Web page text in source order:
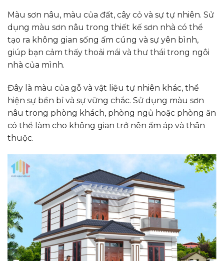
Màu sơn nâu, màu của đất, cây cỏ và sự tự nhiên. Sử
dụng màu sơn nâu trong thiết kế sơn nhà có thể
tạo ra không gian sống ấm cúng và sự yên bình,
giúp bạn cảm thấy thoải mái và thư thái trong ngôi
nhà của mình.
Đây là màu của gỗ và vật liệu tự nhiên khác, thể
hiện sự bền bỉ và sự vững chắc. Sử dụng màu sơn
nâu trong phòng khách, phòng ngủ hoặc phòng ăn
có thể làm cho không gian trở nên ấm áp và thân
thuộc.